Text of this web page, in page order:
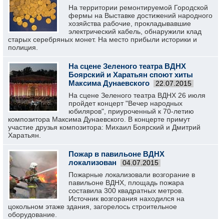
На территории ремонтируемой Городской
фермы на Выставке достижений народного
хозяйства рабочие, прокладывавшие
электрический кабель, обнаружили клад
старых серебряных монет. На место прибыли историки и
полиция.
На сцене Зеленого театра ВДНХ
Боярский и Харатьян споют хиты
Максима Дунаевского
22.07.2015
На сцене Зеленого театра ВДНХ 26 июля
пройдет концерт "Вечер народных
юбиляров", приуроченный к 70-летию
композитора Максима Дунаевского. В концерте примут
участие друзья композитора: Михаил Боярский и Дмитрий
Харатьян.
Пожар в павильоне ВДНХ
локализован
04.07.2015
Пожарные локализовали возгорание в
павильоне ВДНХ, площадь пожара
составила 300 квадратных метров.
Источник возгорания находился на
цокольном этаже здания, загорелось строительное
оборудование.